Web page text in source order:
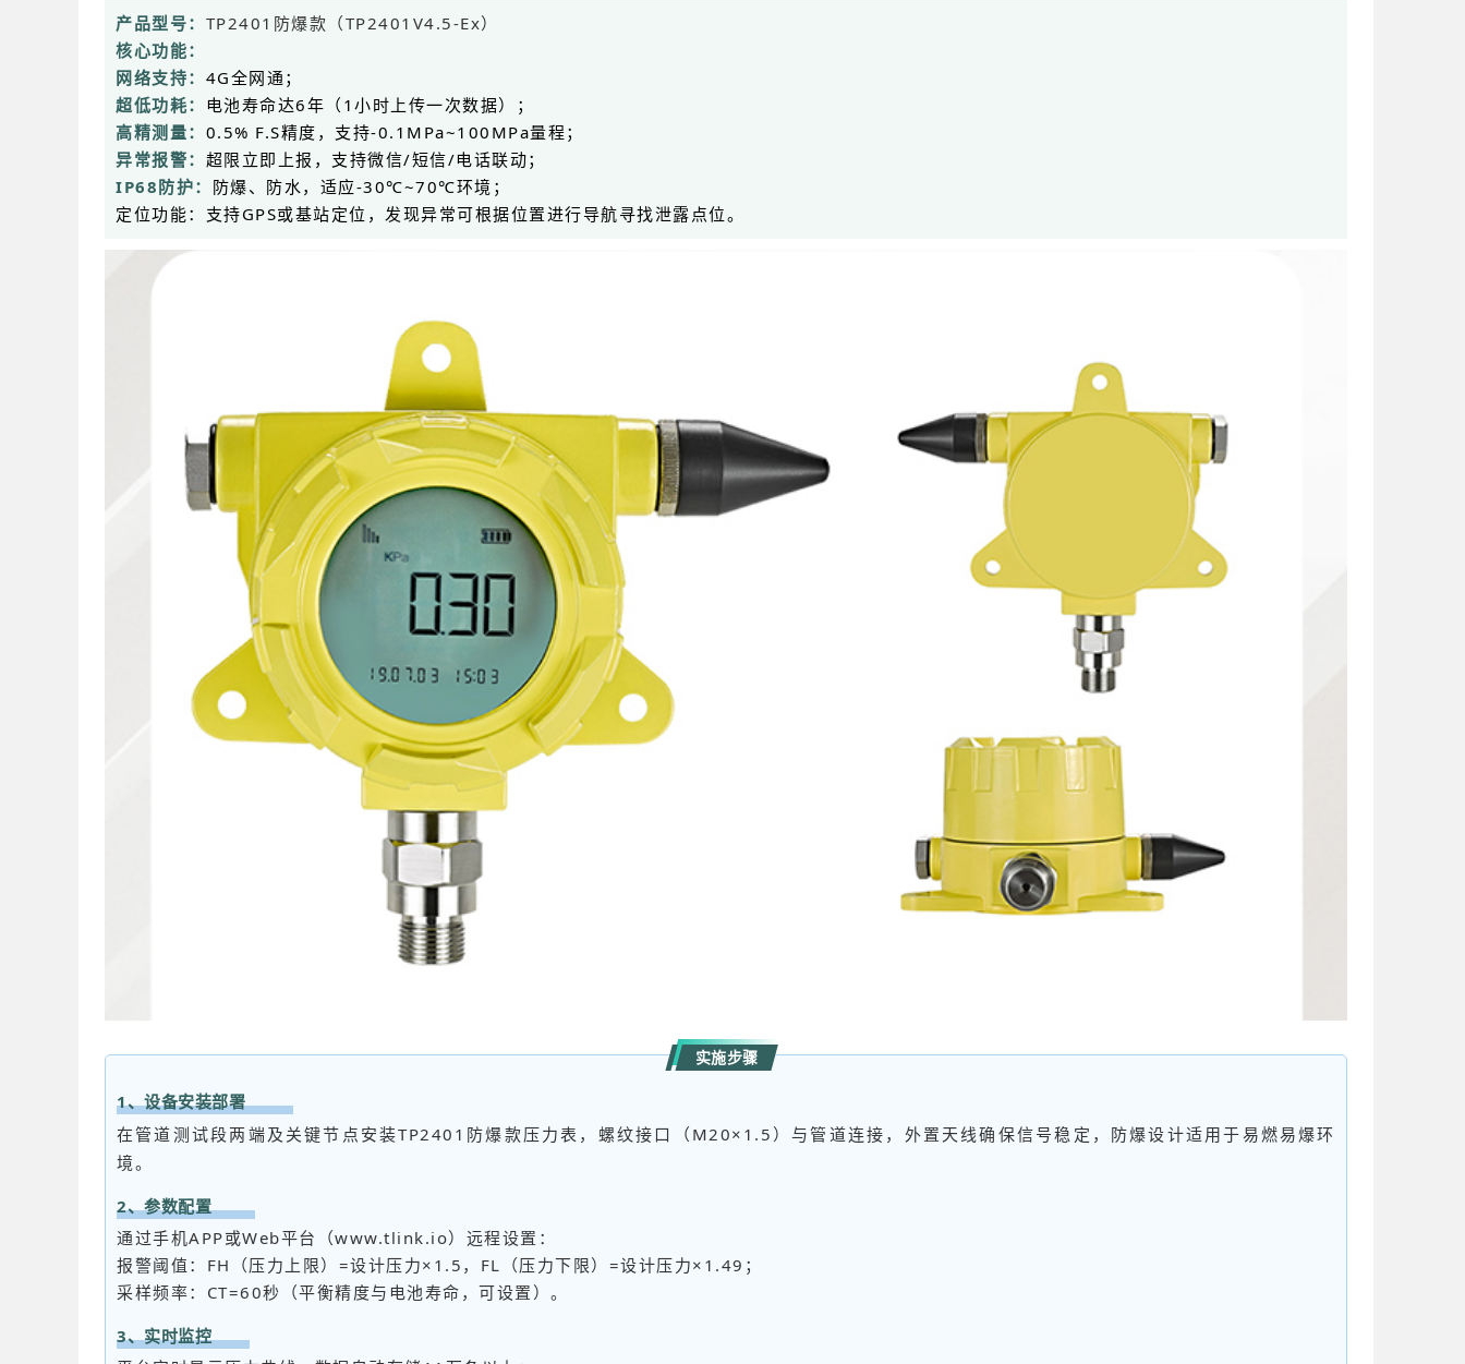
产品型号： TP2401防爆款（TP2401V4.5-Ex）
核心功能：
网络支持： 4G全网通；
超低功耗： 电池寿命达6年（1小时上传一次数据）；
高精测量： 0.5% F.S精度，支持-0.1MPa~100MPa量程；
异常报警： 超限立即上报，支持微信/短信/电话联动；
IP68防护： 防爆、防水，适应-30℃~70℃环境；
定位功能：支持GPS或基站定位，发现异常可根据位置进行导航寻找泄露点位。
实施步骤
1、设备安装部署
在管道测试段两端及关键节点安装TP2401防爆款压力表，螺纹接口（M20×1.5）与管道连接，外置天线确保信号稳定，防爆设计适用于易燃易爆环
境。
2、参数配置
通过手机APP或Web平台（www.tlink.io）远程设置：
报警阈值：FH（压力上限）=设计压力×1.5，FL（压力下限）=设计压力×1.49；
采样频率：CT=60秒（平衡精度与电池寿命，可设置）。
3、实时监控